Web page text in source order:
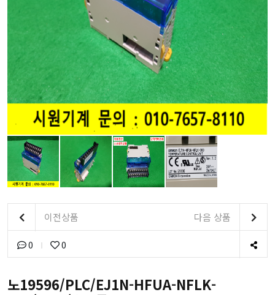
이전상품 다음 상품
0 0
노19596/PLC/EJ1N-HFUA-NFLK-